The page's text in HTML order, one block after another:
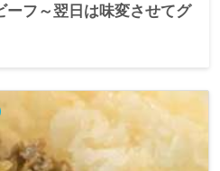
ーフ～翌日は味変させてグ